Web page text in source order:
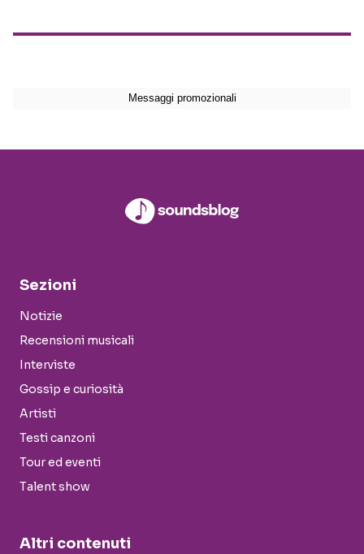
Sezioni
Notizie
Recensioni musicali
Interviste
Gossip e curiosità
Artisti
Testi canzoni
Tour ed eventi
Talent show
Altri contenuti